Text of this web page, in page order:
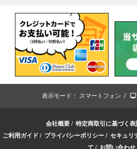
表示モード： スマートフォン /
会社概要 / 特定商取引に基づく表
ご利用ガイド / プライバシーポリシー/ セキュリ
て / お問い合わせ